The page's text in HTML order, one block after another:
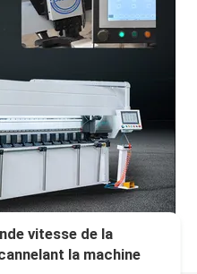
vitesse de la
la machine